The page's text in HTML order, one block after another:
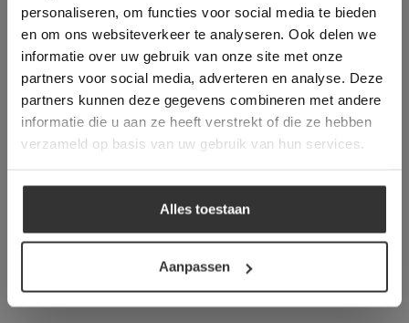
personaliseren, om functies voor social media te bieden
en om ons websiteverkeer te analyseren. Ook delen we
informatie over uw gebruik van onze site met onze
partners voor social media, adverteren en analyse. Deze
partners kunnen deze gegevens combineren met andere
informatie die u aan ze heeft verstrekt of die ze hebben
verzameld op basis van uw gebruik van hun services.
Alles toestaan
Aanpassen
Deze website gebruikt cookies om de
gebruikerservaring te verbeteren. Door
gebruik te maken van onze website geeft u
toestemming voor alle cookies in
overeenstemming met ons cookiebeleid.Lees
verder
ALLES ACCEPTEREN
ALLES AFWIJZEN
DETAILS WEERGEVEN